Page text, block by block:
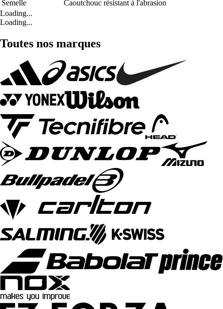
Semelle
Caoutchouc résistant à l'abrasion
Loading...
Loading...
Toutes nos marques